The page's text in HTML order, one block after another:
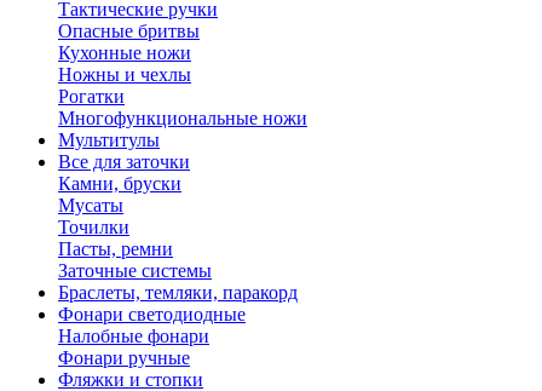
Тактические ручки
Опасные бритвы
Кухонные ножи
Ножны и чехлы
Рогатки
Многофункциональные ножи
Мультитулы
Все для заточки
Камни, бруски
Мусаты
Точилки
Пасты, ремни
Заточные системы
Браслеты, темляки, паракорд
Фонари светодиодные
Налобные фонари
Фонари ручные
Фляжки и стопки